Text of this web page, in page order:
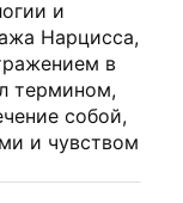
и
Нарцисса,
в
термином,
собой,
и чувством